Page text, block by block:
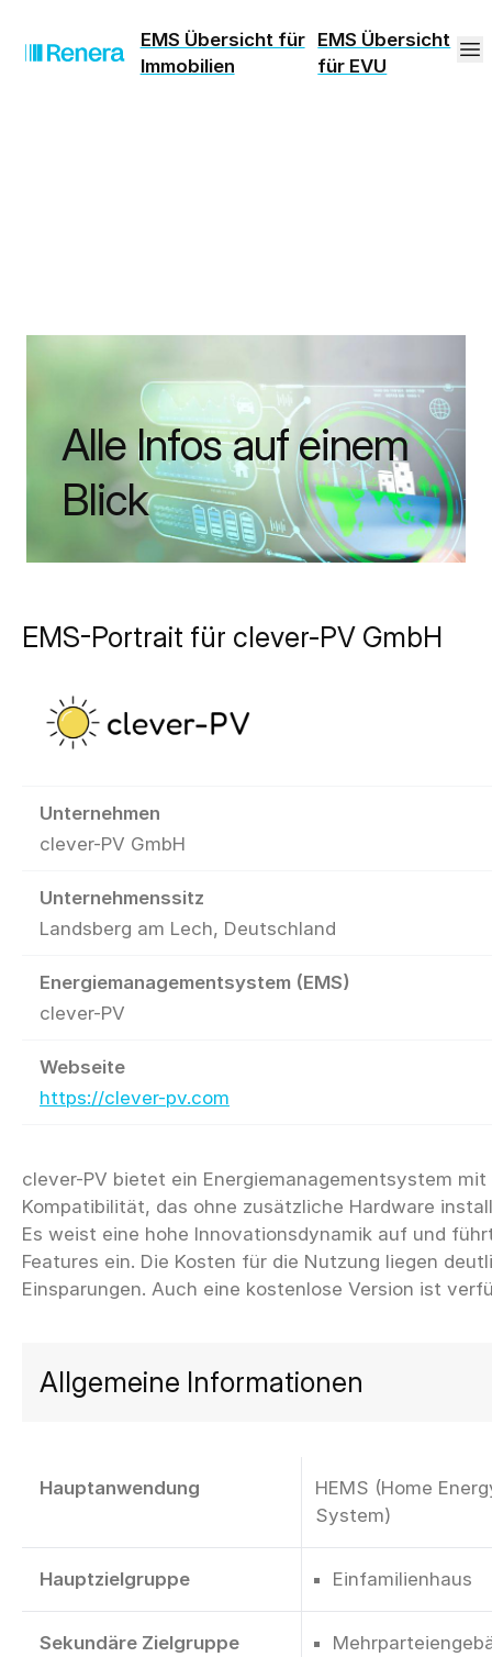
EMS Übersicht für
Immobilien
EMS Übersicht
für EVU
Alle Infos auf einem
Blick
EMS-Portrait für clever-PV GmbH
Unternehmen
clever-PV GmbH
Unternehmenssitz
Landsberg am Lech, Deutschland
Energiemanagementsystem (EMS)
clever-PV
Webseite
https://clever-pv.com
clever-PV bietet ein Energiemanagementsystem
Kompatibilität, das ohne zusätzliche Hardware
Es weist eine hohe Innovationsdynamik auf und
Features ein. Die Kosten für die Nutzung liegen
Allgemeine Informationen
Hauptanwendung
HEMS (Home
System)
Hauptzielgruppe Einfamilienhaus
Sekundäre Zielgruppe